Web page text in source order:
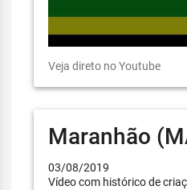
Veja direto no Youtube
Maranhão
03/08/2019
Vídeo com histórico de